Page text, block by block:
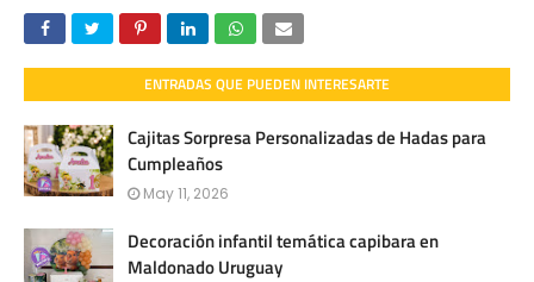
ENTRADAS QUE PUEDEN INTERESARTE
Cajitas Sorpresa Personalizadas de Hadas para
Cumpleaños
May 11, 2026
Decoración infantil temática capibara en
Maldonado Uruguay